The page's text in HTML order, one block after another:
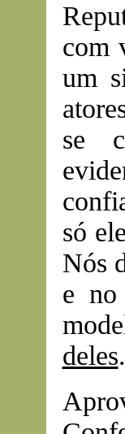
com
um
se
só
Nós
e no
deles.